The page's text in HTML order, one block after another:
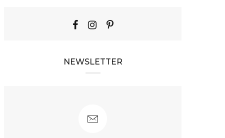
NEWSLETTER